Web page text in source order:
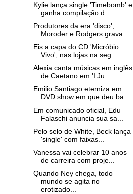
Kylie lança single 'Timebomb' e
ganha compilação d...
Produtores da era 'disco',
Moroder e Rodgers grava...
Eis a capa do CD 'Micróbio
Vivo', nas lojas na seg...
Alexia canta músicas em inglês
de Caetano em 'I Ju...
Emilio Santiago eterniza em
DVD show em que deu ba...
Em comunicado oficial, Edu
Falaschi anuncia sua sa...
Pelo selo de White, Beck lança
'single' com faixas...
Vanessa vai celebrar 10 anos
de carreira com proje...
Quando Ney chega, todo
mundo se agita no
erotizado...